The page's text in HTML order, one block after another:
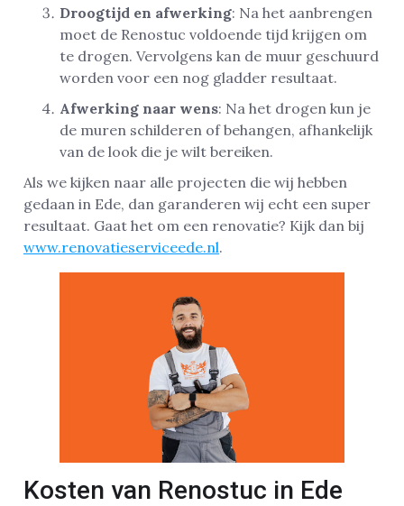
Droogtijd en afwerking: Na het aanbrengen
moet de Renostuc voldoende tijd krijgen om
te drogen. Vervolgens kan de muur geschuurd
worden voor een nog gladder resultaat.
Afwerking naar wens: Na het drogen kun je
de muren schilderen of behangen, afhankelijk
van de look die je wilt bereiken.
Als we kijken naar alle projecten die wij hebben
gedaan in Ede, dan garanderen wij echt een super
resultaat. Gaat het om een renovatie? Kijk dan bij
www.renovatieserviceede.nl.
Kosten van Renostuc in Ede